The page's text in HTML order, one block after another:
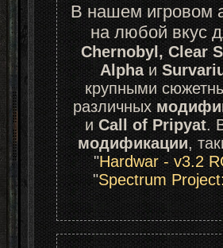
В нашем игровом
на любой вкус
Chernobyl, Clear
Alpha и
крупными
различных
и Call of Pripyat
модификации,
"Hardwar - v3.2
"Spectrum